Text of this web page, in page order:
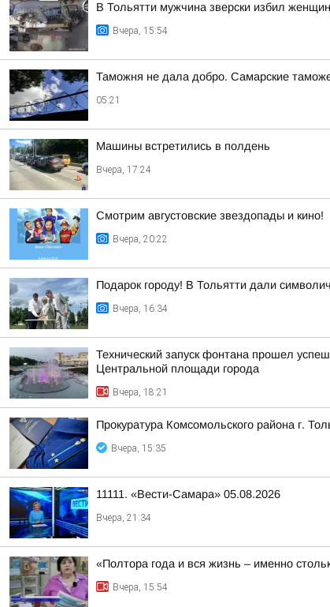
В Тольятти мужчина зверски избил
Вчера, 15:54
Таможня не дала добро. Самарские
05:21
Машины встретились в полдень
Вчера, 17:24
Смотрим августовские звездопады и кино!
Вчера, 20:22
Подарок городу! В Тольятти дали
Вчера, 16:34
Технический запуск фонтана прошел
Центральной площади города
Вчера, 18:21
Прокуратура Комсомольского района г.
Вчера, 15:35
11111. «Вести-Самара» 05.08.2026
Вчера, 21:34
«Полтора года и вся жизнь – именно
Вчера, 15:54